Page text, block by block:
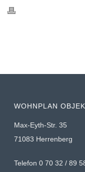
WOHNPLAN
Max-Eyth-Str. 35
71083 Herrenberg
Telefon 0 70 32 / 89